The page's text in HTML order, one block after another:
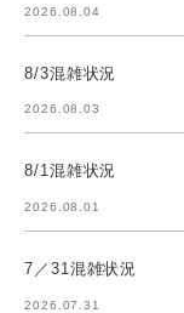
2026.08.04
8/3混雑状況
2026.08.03
8/1混雑状況
2026.08.01
7／31混雑状況
2026.07.31